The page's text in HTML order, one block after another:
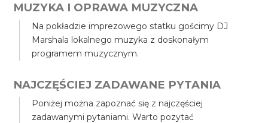
MUZYKA I OPRAWA MUZYCZNA
Na pokładzie imprezowego statku gościmy DJ
Marshala lokalnego muzyka z doskonałym
programem muzycznym.
NAJCZĘŚCIEJ ZADAWANE PYTANIA
Poniżej można zapoznać się z najczęściej
zadawanymi pytaniami. Warto pozytać